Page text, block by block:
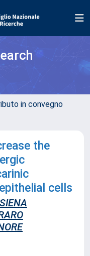
in convegno
the
cells
SIENA